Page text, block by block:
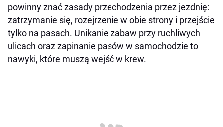
powinny znać zasady przechodzenia przez jezdnię:
zatrzymanie się, rozejrzenie w obie strony i przejście
tylko na pasach. Unikanie zabaw przy ruchliwych
ulicach oraz zapinanie pasów w samochodzie to
nawyki, które muszą wejść w krew.